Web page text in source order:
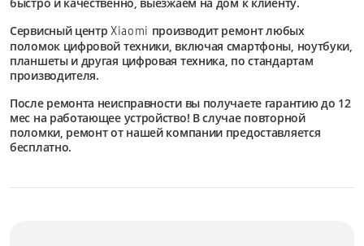
Сервисный центрXiaomi производит ремонт любых
поломок цифровой техники, включая смартфоны, ноутбуки,
планшеты и другая цифровая техника, по стандартам
производителя.
После ремонта неисправности вы получаете гарантию до 12
мес на работающее устройство! В случае повторной
поломки, ремонт от нашей компании предоставляется
бесплатно.